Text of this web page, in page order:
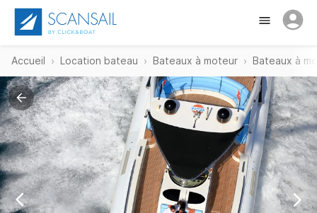
Accueil Location bateau Bateaux à moteur Bateaux à